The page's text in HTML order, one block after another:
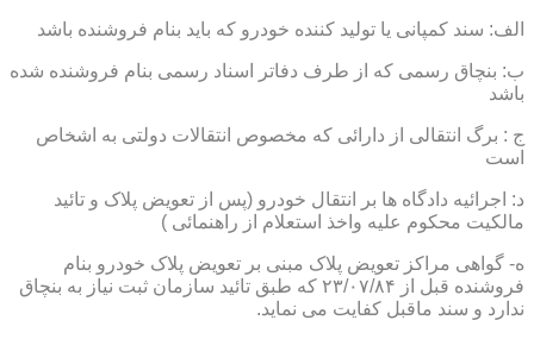
الف: سند کمپانی یا تولید کننده خودرو که باید بنام فروشنده باشد
ب: بنچاق رسمی که از طرف دفاتر اسناد رسمی بنام فروشنده شده
باشد
ج : برگ انتقالی از دارائی که مخصوص انتقالات دولتی به اشخاص
است
د: اجرائیه دادگاه ها بر انتقال خودرو (پس از تعویض پلاک و تائید
مالکیت محکوم علیه واخذ استعلام از راهنمائی )
ه- گواهی مراکز تعویض پلاک مبنی بر تعویض پلاک خودرو بنام
فروشنده قبل از ۲۳/۰۷/۸۴ که طبق تائید سازمان ثبت نیاز به بنچاق
ندارد و سند ماقبل کفایت می نماید.